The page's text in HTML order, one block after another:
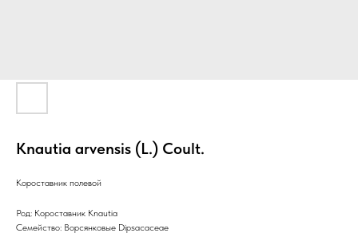
Knautia arvensis (L.) Coult.
Короставник полевой
Род: Короставник Knautia
Семейство: Ворсянковые Dipsacaceae